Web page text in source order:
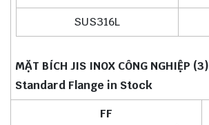
SUS316L
MẶT BÍCH JIS INOX CÔNG NGHIỆP (3)
Standard Flange in Stock
FF